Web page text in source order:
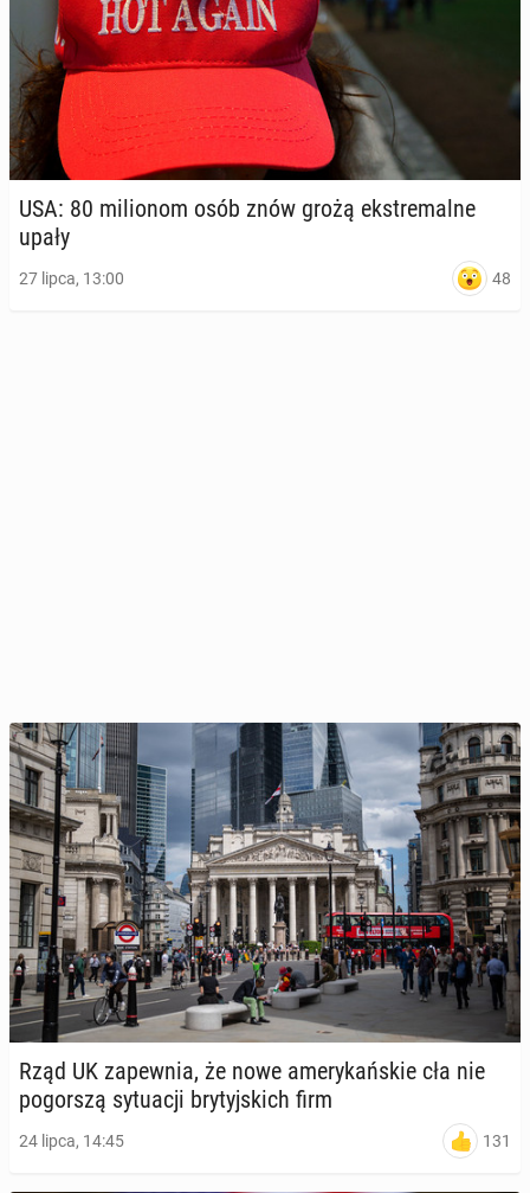
USA: 80 mi­lio­nom osób znów grożą eks­tre­mal­ne
upały
27 lipca, 13:00 48
Rząd UK za­pew­nia, że nowe ame­ry­kań­skie cła nie
po­gor­szą sy­tu­acji bry­tyj­skich firm
24 lipca, 14:45 131